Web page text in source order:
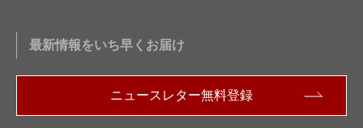
最新情報をいち早くお届け
ニュースレター無料登録